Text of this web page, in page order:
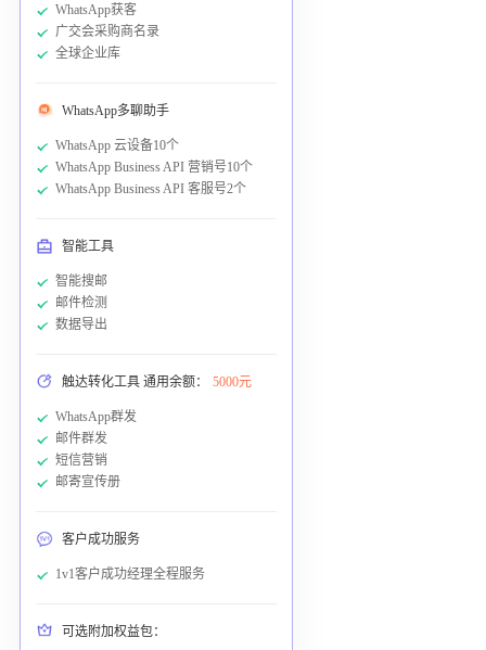
WhatsApp获客
广交会采购商名录
全球企业库
WhatsApp多聊助手
WhatsApp 云设备10个
WhatsApp Business API 营销号10个
WhatsApp Business API 客服号2个
智能工具
智能搜邮
邮件检测
数据导出
触达转化工具 通用余额： 5000元
WhatsApp群发
邮件群发
短信营销
邮寄宣传册
客户成功服务
1v1客户成功经理全程服务
可选附加权益包：